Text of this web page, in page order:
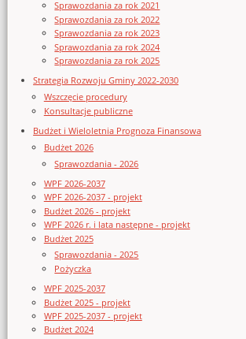
Sprawozdania za rok 2021
Sprawozdania za rok 2022
Sprawozdania za rok 2023
Sprawozdania za rok 2024
Sprawozdania za rok 2025
Strategia Rozwoju Gminy 2022-2030
Wszczęcie procedury
Konsultacje publiczne
Budżet i Wieloletnia Prognoza Finansowa
Budżet 2026
Sprawozdania - 2026
WPF 2026-2037
WPF 2026-2037 - projekt
Budżet 2026 - projekt
WPF 2026 r. i lata następne - projekt
Budżet 2025
Sprawozdania - 2025
Pożyczka
WPF 2025-2037
Budżet 2025 - projekt
WPF 2025-2037 - projekt
Budżet 2024